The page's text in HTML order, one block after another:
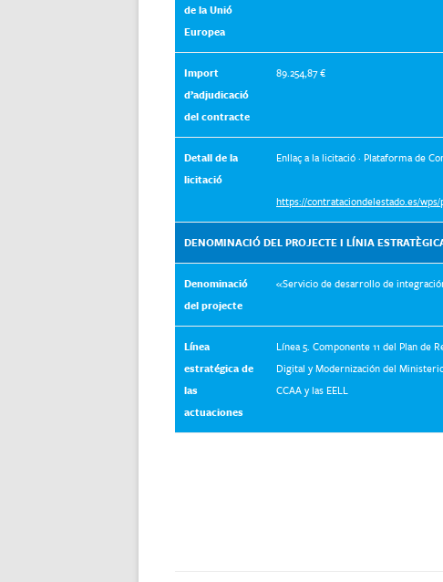
de la Unió
Europea
Import
d’adjudicació
del contracte
89.254,87 €
Detall de la
licitació
Enllaç a la licitació · Plataforma de
https://contrataciondelestado.es/
DENOMINACIÓ DEL PROJECTE I LÍNIA
Denominació
del projecte
«Servicio de desarrollo de
Línea
estratégica de
las
actuaciones
Línea 5. Componente 11 del Plan de
Digital y Modernización del
CCAA y las EELL